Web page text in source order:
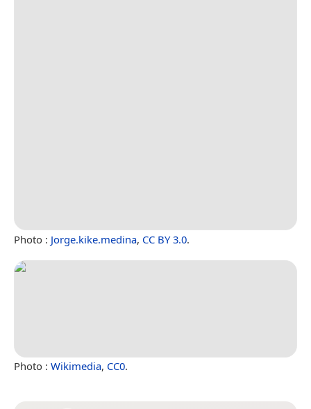
Photo : Jorge.kike.medina, CC BY 3.0.
Photo : Wikimedia, CC0.